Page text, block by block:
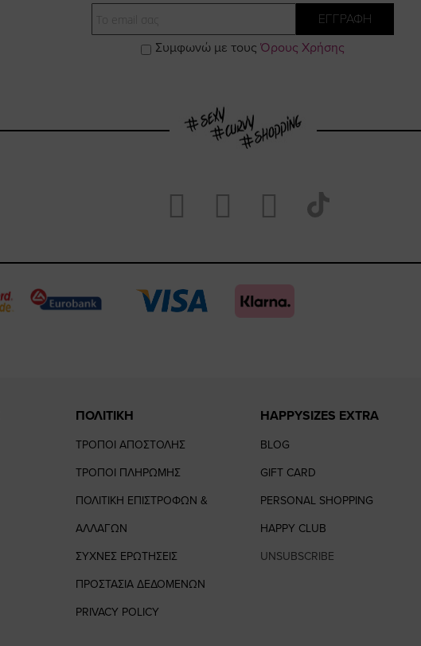
ΕΓΓΡΑΦΗ
Συμφωνώ με τους Όρους Χρήσης
Visit
https://
page
Visit
https://
page
Visit
https://
our
ΠΟΛΙΤΙΚΗ
ΤΡΟΠΟΙ ΑΠΟΣΤΟΛΗΣ
ΤΡΟΠΟΙ ΠΛΗΡΩΜΗΣ
ΠΟΛΙΤΙΚΗ ΕΠΙΣΤΡΟΦΩΝ &
ΑΛΛΑΓΩΝ
ΣΥΧΝΕΣ ΕΡΩΤΗΣΕΙΣ
ΠΡΟΣΤΑΣΙΑ ΔΕΔΟΜΕΝΩΝ
PRIVACY POLICY
HAPPYSIZES EXTRA
BLOG
GIFT CARD
PERSONAL SHOPPING
HAPPY CLUB
UNSUBSCRIBE